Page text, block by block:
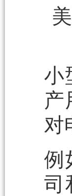
小
产
对
例
司